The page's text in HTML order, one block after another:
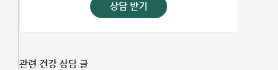
상담 받기
관련 건강 상담 글